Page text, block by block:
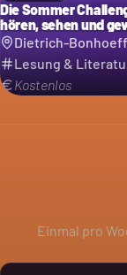
Die Sommer
hören, sehen und
Lesung &
Kostenlos
Einmal pro